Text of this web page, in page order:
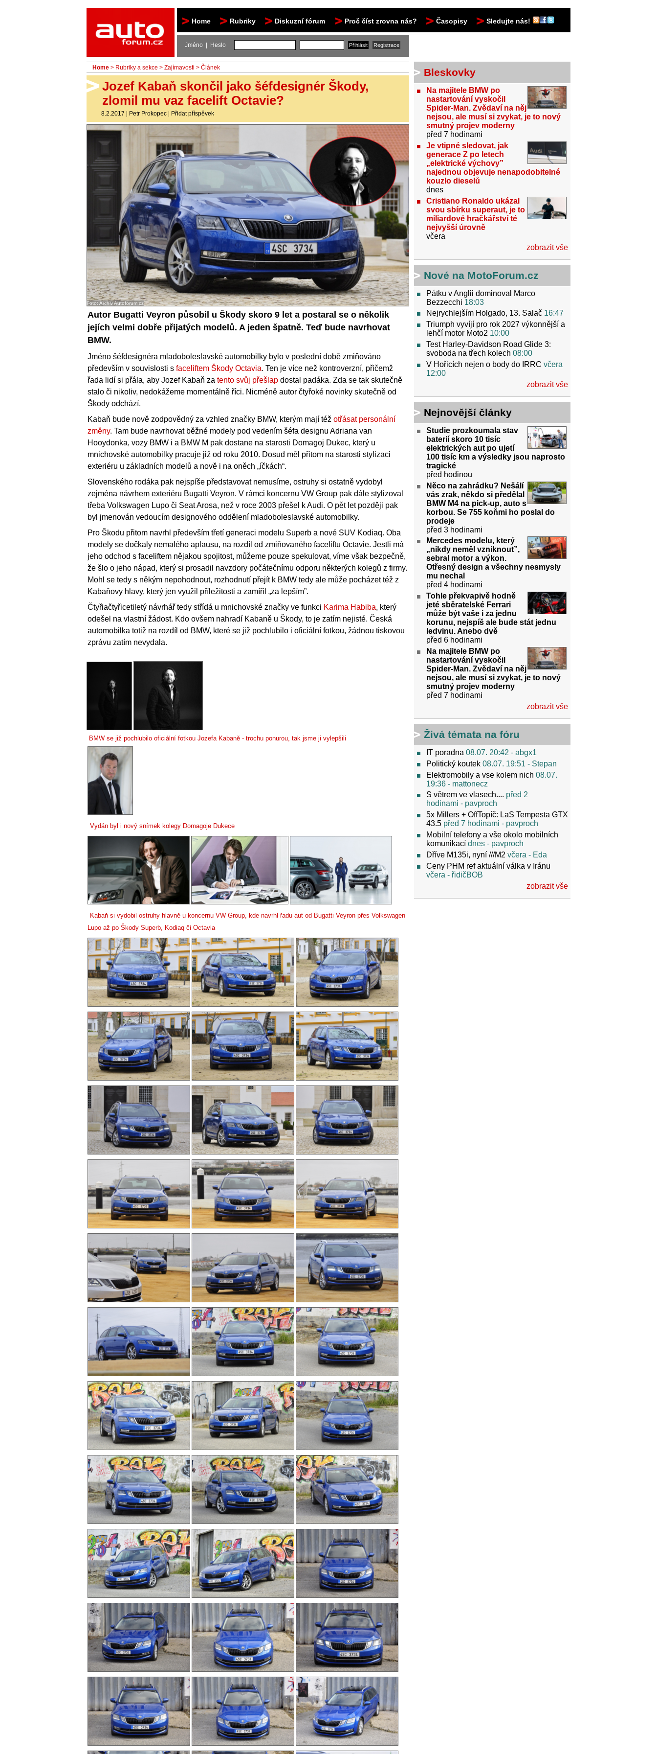
Home Rubriky Diskuzní fórum Proč číst zrovna nás? Časopisy Sledujte nás!
Jméno | Heslo
Home > Rubriky a sekce > Zajímavosti > Článek
Jozef Kabaň skončil jako šéfdesignér Škody,
zlomil mu vaz facelift Octavie?
8.2.2017 | Petr Prokopec | Přidat příspěvek
Foto: Archiv Autoforum.cz
Autor Bugatti Veyron působil u Škody skoro 9 let a postaral se o několik
jejích velmi dobře přijatých modelů. A jeden špatně. Teď bude navrhovat
BMW.
Jméno šéfdesignéra mladoboleslavské automobilky bylo v poslední době zmiňováno
především v souvislosti s faceliftem Škody Octavia. Ten je více než kontroverzní, přičemž
řada lidí si přála, aby Jozef Kabaň za tento svůj přešlap dostal padáka. Zda se tak skutečně
stalo či nikoliv, nedokážeme momentálně říci. Nicméně autor čtyřoké novinky skutečně od
Škody odchází.
Kabaň bude nově zodpovědný za vzhled značky BMW, kterým mají též otřásat personální
změny. Tam bude navrhovat běžné modely pod vedením šéfa designu Adriana van
Hooydonka, vozy BMW i a BMW M pak dostane na starosti Domagoj Dukec, který u
mnichovské automobilky pracuje již od roku 2010. Dosud měl přitom na starosti stylizaci
exteriéru u základních modelů a nově i na oněch „íčkách“.
Slovenského rodáka pak nejspíše představovat nemusíme, ostruhy si ostatně vydobyl
zejména návrhem exteriéru Bugatti Veyron. V rámci koncernu VW Group pak dále stylizoval
třeba Volkswagen Lupo či Seat Arosa, než v roce 2003 přešel k Audi. O pět let později pak
byl jmenován vedoucím designového oddělení mladoboleslavské automobilky.
Pro Škodu přitom navrhl především třetí generaci modelu Superb a nové SUV Kodiaq. Oba
modely se dočkaly nemalého aplausu, na rozdíl od zmiňovaného faceliftu Octavie. Jestli má
jeho odchod s faceliftem nějakou spojitost, můžeme pouze spekulovat, víme však bezpečně,
že šlo o jeho nápad, který si prosadil navzdory počátečnímu odporu některých kolegů z firmy.
Mohl se tedy s někým nepohodnout, rozhodnutí přejít k BMW tedy ale může pocházet též z
Kabaňovy hlavy, který jen využil příležitosti a zamířil „za lepším”.
Čtyřiačtyřicetiletý návrhář tedy střídá u mnichovské značky ve funkci Karima Habiba, který
odešel na vlastní žádost. Kdo ovšem nahradí Kabaně u Škody, to je zatím nejisté. Česká
automobilka totiž na rozdíl od BMW, které se již pochlubilo i oficiální fotkou, žádnou tiskovou
zprávu zatím nevydala.
BMW se již pochlubilo oficiální fotkou Jozefa Kabaně - trochu ponurou, tak jsme ji vylepšili
Vydán byl i nový snímek kolegy Domagoje Dukece
Kabaň si vydobil ostruhy hlavně u koncernu VW Group, kde navrhl řadu aut od Bugatti Veyron přes Volkswagen
Lupo až po Škody Superb, Kodiaq či Octavia
Bleskovky
Na majitele BMW po
nastartování vyskočil
Spider-Man. Zvědaví na něj
nejsou, ale musí si zvykat, je to nový
smutný projev moderny
před 7 hodinami
Je vtipné sledovat, jak
generace Z po letech
„elektrické výchovy”
najednou objevuje nenapodobitelné
kouzlo dieselů
dnes
Cristiano Ronaldo ukázal
svou sbírku superaut, je to
miliardové hračkářství té
nejvyšší úrovně
včera
zobrazit vše
Nové na MotoForum.cz
Pátku v Anglii dominoval Marco
Bezzecchi 18:03
Nejrychlejším Holgado, 13. Salač 16:47
Triumph vyvíjí pro rok 2027 výkonnější a
lehčí motor Moto2 10:00
Test Harley-Davidson Road Glide 3:
svoboda na třech kolech 08:00
V Hořicích nejen o body do IRRC včera
12:00
zobrazit vše
Nejnovější články
Studie prozkoumala stav
baterií skoro 10 tisíc
elektrických aut po ujetí
100 tisíc km a výsledky jsou naprosto
tragické
před hodinou
Něco na zahrádku? Nešálí
vás zrak, někdo si předělal
BMW M4 na pick-up, auto s
korbou. Se 755 koňmi ho poslal do
prodeje
před 3 hodinami
Mercedes modelu, který
„nikdy neměl vzniknout”,
sebral motor a výkon.
Otřesný design a všechny nesmysly
mu nechal
před 4 hodinami
Tohle překvapivě hodně
jeté sběratelské Ferrari
může být vaše i za jednu
korunu, nejspíš ale bude stát jednu
ledvinu. Anebo dvě
před 6 hodinami
Na majitele BMW po
nastartování vyskočil
Spider-Man. Zvědaví na něj
nejsou, ale musí si zvykat, je to nový
smutný projev moderny
před 7 hodinami
zobrazit vše
Živá témata na fóru
IT poradna 08.07. 20:42 - abgx1
Politický koutek 08.07. 19:51 - Stepan
Elektromobily a vse kolem nich 08.07.
19:36 - mattonecz
S větrem ve vlasech.... před 2
hodinami - pavproch
5x Millers + OffTopíč: LaS Tempesta GTX
43.5 před 7 hodinami - pavproch
Mobilní telefony a vše okolo mobilních
komunikací dnes - pavproch
Dříve M135i, nyní ///M2 včera - Eda
Ceny PHM ref aktuální válka v Iránu
včera - řidičBOB
zobrazit vše